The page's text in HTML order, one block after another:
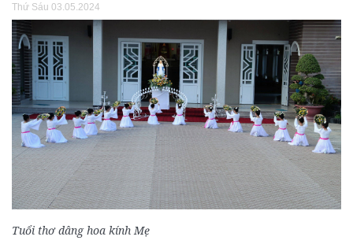
Thứ Sáu 03.05.2024
Tuổi thơ dâng hoa kính Mẹ